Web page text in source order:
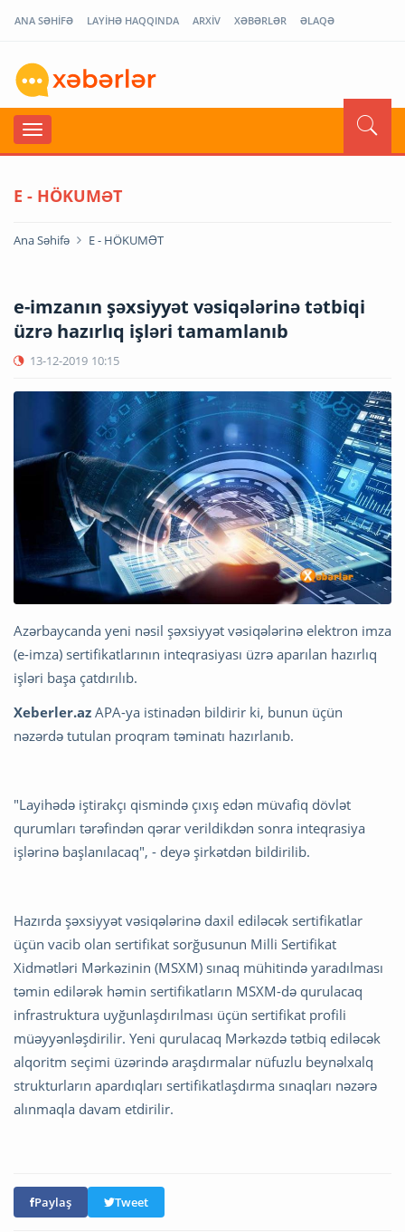
ANA SƏHİFƏ LAYİHƏ HAQQINDA ARXİV XƏBƏRLƏR ƏLAQƏ
E - HÖKUMƏT
Ana Səhifə E - HÖKUMƏT
e-imzanın şəxsiyyət vəsiqələrinə tətbiqi
üzrə hazırlıq işləri tamamlanıb
13-12-2019 10:15
Azərbaycanda yeni nəsil şəxsiyyət vəsiqələrinə elektron imza
(e-imza) sertifikatlarının inteqrasiyası üzrə aparılan hazırlıq
işləri başa çatdırılıb.
Xeberler.az APA-ya istinadən bildirir ki, bunun üçün
nəzərdə tutulan proqram təminatı hazırlanıb.
"Layihədə iştirakçı qismində çıxış edən müvafiq dövlət
qurumları tərəfindən qərar verildikdən sonra inteqrasiya
işlərinə başlanılacaq", - deyə şirkətdən bildirilib.
Hazırda şəxsiyyət vəsiqələrinə daxil ediləcək sertifikatlar
üçün vacib olan sertifikat sorğusunun Milli Sertifikat
Xidmətləri Mərkəzinin (MSXM) sınaq mühitində yaradılması
təmin edilərək həmin sertifikatların MSXM-də qurulacaq
infrastruktura uyğunlaşdırılması üçün sertifikat profili
müəyyənləşdirilir. Yeni qurulacaq Mərkəzdə tətbiq ediləcək
alqoritm seçimi üzərində araşdırmalar nüfuzlu beynəlxalq
strukturların apardıqları sertifikatlaşdırma sınaqları nəzərə
alınmaqla davam etdirilir.
Paylaş Tweet